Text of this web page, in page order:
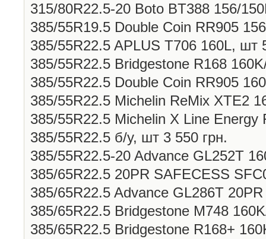
315/80R22.5-20 Boto BT388 156/
385/55R19.5 Double Coin RR905
385/55R22.5 APLUS T706 160L, шт
385/55R22.5 Bridgestone R168
385/55R22.5 Double Coin RR905
385/55R22.5 Michelin ReMix XTE2
385/55R22.5 Michelin X Line Energy
385/55R22.5 б/у, шт 3 550 грн.
385/55R22.5-20 Advance GL252T
385/65R22.5 20PR SAFECESS
385/65R22.5 Advance GL286T
385/65R22.5 Bridgestone M748
385/65R22.5 Bridgestone R168+